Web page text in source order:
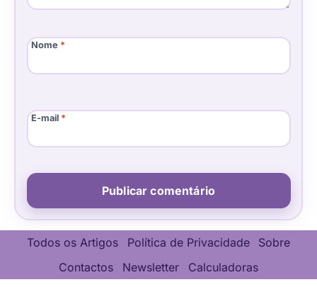
Nome *
E-mail *
Todos os Artigos Política de Privacidade
Sobre
Contactos
Newsletter Calculadoras